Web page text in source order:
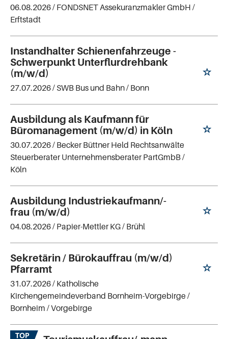
06.08.2026 / FONDSNET Assekuranzmakler GmbH /
Erftstadt
Instandhalter Schienenfahrzeuge -
Schwerpunkt Unterflurdrehbank
(m/w/d)
27.07.2026 / SWB Bus und Bahn/ Bonn
Ausbildung als Kaufmann für
Büromanagement (m/w/d) in Köln
30.07.2026 / Becker Büttner Held Rechtsanwälte
Steuerberater Unternehmensberater PartGmbB/
Köln
Ausbildung Industriekaufmann/-
frau (m/w/d)
04.08.2026 / Papier-Mettler KG/ Brühl
Sekretärin / Bürokauffrau (m/w/d)
Pfarramt
31.07.2026 / Katholische
Kirchengemeindeverband Bornheim-Vorgebirge/
Bornheim / Vorgebirge